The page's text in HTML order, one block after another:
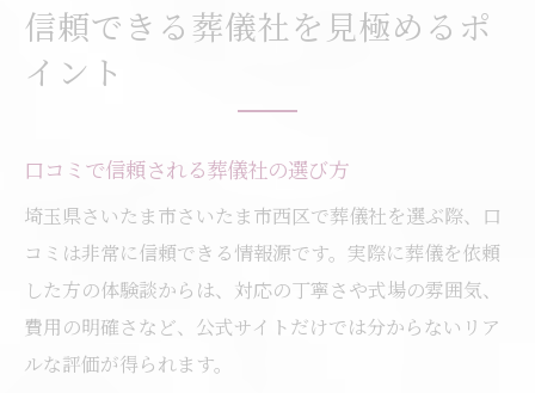
信頼できる葬儀社を見極めるポ
イント
口コミで信頼される葬儀社の選び方
埼玉県さいたま市さいたま市西区で葬儀社を選ぶ際、口
コミは非常に信頼できる情報源です。実際に葬儀を依頼
した方の体験談からは、対応の丁寧さや式場の雰囲気、
費用の明確さなど、公式サイトだけでは分からないリア
ルな評価が得られます。